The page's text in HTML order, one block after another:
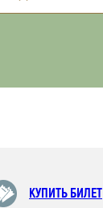
КУПИТЬ БИЛЕТ